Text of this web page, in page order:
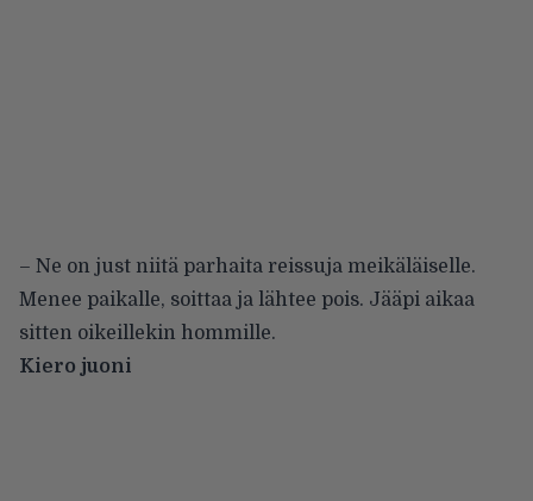
– Ne on just niitä parhaita reissuja meikäläiselle.
Menee paikalle, soittaa ja lähtee pois. Jääpi aikaa
sitten oikeillekin hommille.
Kiero juoni